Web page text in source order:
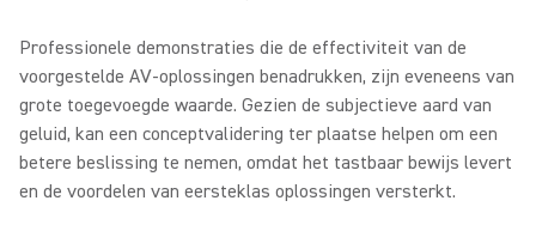
Professionele demonstraties die de effectiviteit van de
voorgestelde AV-oplossingen benadrukken, zijn eveneens van
grote toegevoegde waarde. Gezien de subjectieve aard van
geluid, kan een conceptvalidering ter plaatse helpen om een
betere beslissing te nemen, omdat het tastbaar bewijs levert
en de voordelen van eersteklas oplossingen versterkt.